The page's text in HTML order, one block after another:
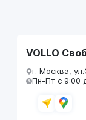
VOLLO
г. Москва,
Пн-Пт с 9:00